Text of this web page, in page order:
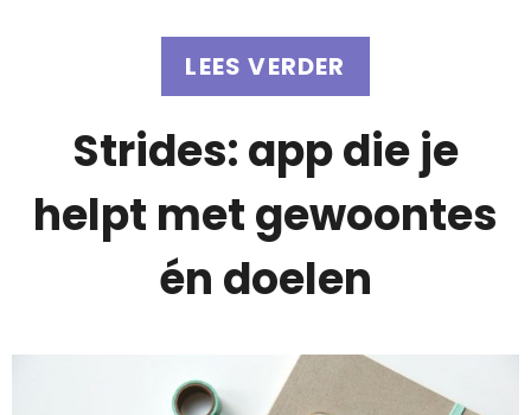
LEES VERDER
Strides: app die je
helpt met gewoontes
én doelen